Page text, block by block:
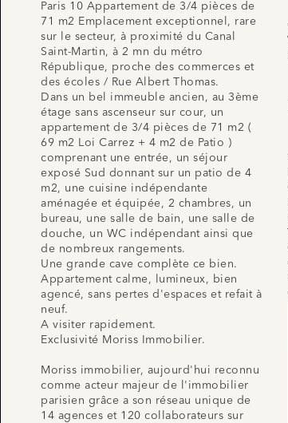
Paris 10 Appartement de 3/4 pièces de
71 m2 Emplacement exceptionnel, rare
sur le secteur, à proximité du Canal
Saint-Martin, à 2 mn du métro
République, proche des commerces et
des écoles / Rue Albert Thomas.
Dans un bel immeuble ancien, au 3ème
étage sans ascenseur sur cour, un
appartement de 3/4 pièces de 71 m2 (
69 m2 Loi Carrez + 4 m2 de Patio )
comprenant une entrée, un séjour
exposé Sud donnant sur un patio de 4
m2, une cuisine indépendante
aménagée et équipée, 2 chambres, un
bureau, une salle de bain, une salle de
douche, un WC indépendant ainsi que
de nombreux rangements.
Une grande cave complète ce bien.
Appartement calme, lumineux, bien
agencé, sans pertes d'espaces et refait à
neuf.
A visiter rapidement.
Exclusivité Moriss Immobilier.
Moriss immobilier, aujourd'hui reconnu
comme acteur majeur de l'immobilier
parisien grâce a son réseau unique de
14 agences et 120 collaborateurs sur